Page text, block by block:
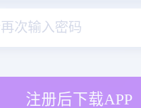
注册后下载APP